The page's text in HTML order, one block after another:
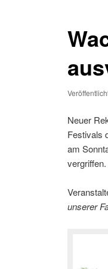
Neuer
Festivals
am
vergriffen.
unserer